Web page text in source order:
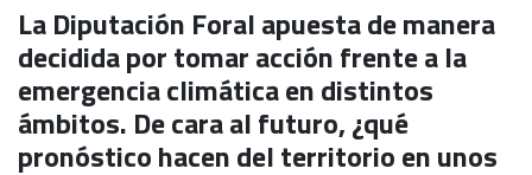
La Diputación Foral apuesta de manera
decidida por tomar acción frente a la
emergencia climática en distintos
ámbitos. De cara al futuro, ¿qué
pronóstico hacen del territorio en unos